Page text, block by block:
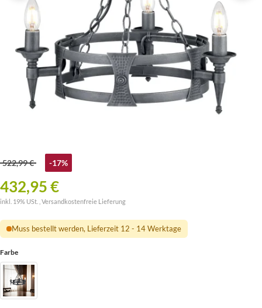
522,99 € -17%
432,95 €
inkl. 19% USt. , Versandkostenfreie Lieferung
Muss bestellt werden, Lieferzeit 12 - 14 Werktage
Farbe